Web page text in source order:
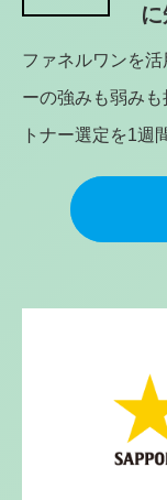
ファネルワンを
ーの強みも弱み
トナー選定を1週間